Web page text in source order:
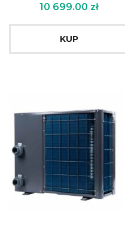
10 699.00 zł
KUP